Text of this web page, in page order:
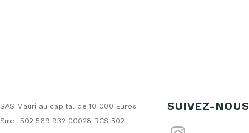
SAS Mauri au capital de 10 000 Euros
Siret 502 569 932 00028 RCS 502
SUIVEZ-NOUS